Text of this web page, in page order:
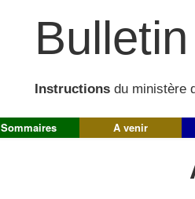
Instructions du ministère
Sommaires A venir